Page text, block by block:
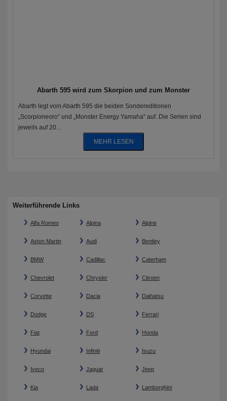
Abarth 595 wird zum Skorpion und zum Monster
Abarth legt vom Abarth 595 die beiden Sondereditionen
„Scorpioneoro“ und „Monster Energy Yamaha“ auf. Die Serien sind
jeweils auf 20...
MEHR LESEN
Weiterführende Links
Alfa Romeo Alpina Alpine
Aston Martin Audi Bentley
BMW Cadillac Caterham
Chevrolet Chrysler Citroen
Corvette Dacia Daihatsu
Dodge DS Ferrari
Fiat Ford Honda
Hyundai Infiniti Isuzu
Iveco Jaguar Jeep
Kia Lada Lamborghini